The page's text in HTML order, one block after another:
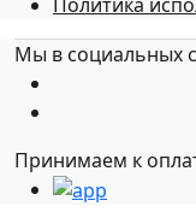
Мы в социальных
Принимаем к